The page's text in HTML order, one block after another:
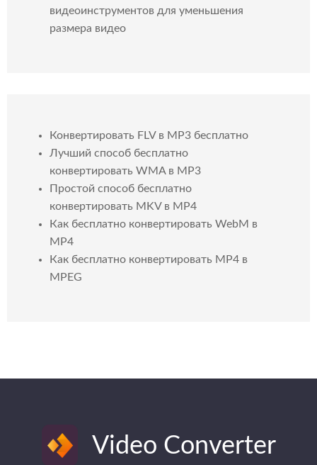
видеоинструментов для уменьшения
размера видео
Конвертировать FLV в MP3 бесплатно
Лучший способ бесплатно
конвертировать WMA в MP3
Простой способ бесплатно
конвертировать MKV в MP4
Как бесплатно конвертировать WebM в
MP4
Как бесплатно конвертировать MP4 в
MPEG
Video Converter